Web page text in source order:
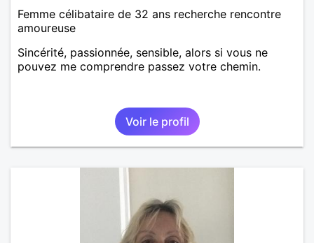
Femme célibataire de 32 ans recherche rencontre
amoureuse
Sincérité, passionnée, sensible, alors si vous ne
pouvez me comprendre passez votre chemin.
Voir le profil